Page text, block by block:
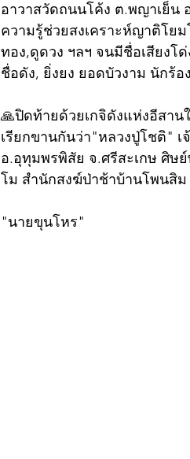
อาวาสวัดถนนโค้ง ต.พญาเย็น
ความรู้ช่วยสงเคราะห์ญาติโย
ทอง,ดูดวง ฯลฯ จนมีชื่อเสียงโ
ชื่อดัง, ยิ่งยง ยอดบัวงาม นักร้อ
🙏ปิดท้ายด้วยเกจิดังแห่งอีสา
เรียกขานกันว่า"หลวงปู่โชติ"
อ.อุทุมพรพิสัย จ.ศรีสะเกษ ศิ
โม สำนักสงฆ์ป่าช้าบ้านโพนสิ
"นายขุนโหร"